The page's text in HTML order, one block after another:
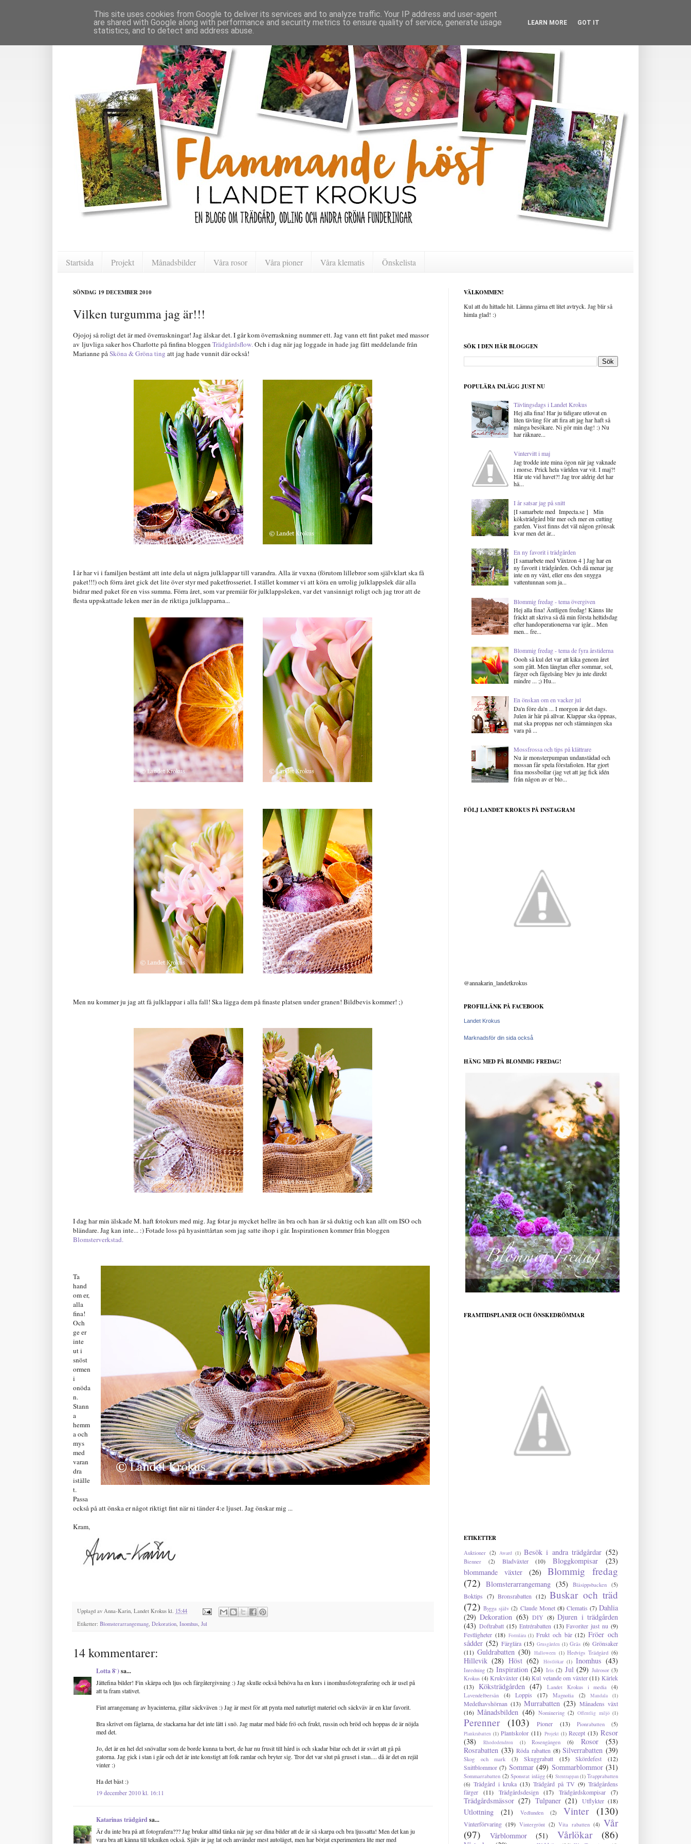
Startsida Projekt Månadsbilder Våra rosor Våra pioner Våra klematis Önskelista
SÖNDAG 19 DECEMBER 2010
Vilken turgumma jag är!!!
Ojojoj så roligt det är med överraskningar! Jag älskar det. I går kom överraskning nummer ett. Jag vann ett fint paket med massor
av ljuvliga saker hos Charlotte på finfina bloggen Trädgårdsflow.Och i dag när jag loggade in hade jag fått meddelande från
Marianne påSköna & Gröna ting att jag hade vunnit där också!
I år har vi i familjen bestämt att inte dela ut några julklappar till varandra. Alla är vuxna (förutom lillebror som självklart ska få
paket!!!) och förra året gick det lite över styr med paketfrosseriet. I stället kommer vi att köra en urrolig julklappslek där alla
bidrar med paket för en viss summa. Förra året, som var premiär för julklappsleken, var det vansinnigt roligt och jag tror att de
flesta uppskattade leken mer än de riktiga julklapparna...
Men nu kommer ju jag att få julklappar i alla fall! Ska lägga dem på finaste platsen under granen! Bildbevis kommer! ;)
I dag har min älskade M. haft fotokurs med mig. Jag fotar ju mycket hellre än bra och han är så duktig och kan allt om ISO och
bländare. Jag kan inte... :) Fotade loss på hyasinttårtan som jag satte ihop i går. Inspirationen kommer från bloggen
Blomsterverkstad.
Ta
hand
om er,
alla
fina!
Och
ge er
inte
ut i
snöst
ormen
i
onöda
n.
Stann
a
hemm
a och
mys
med
varan
dra
iställe
t.
Passa
också på att önska er något riktigt fint när ni tänder 4:e ljuset. Jag önskar mig ...
Kram,
Upplagd av Anna-Karin, Landet Krokus kl. 15:44
Etiketter: Blomsterarrangemang, Dekoration, Inomhus, Jul
14 kommentarer:
Lotta 8`)sa...
Jättefina bilder! Fin skärpa och ljus och färgåtergivning :) Jag skulle också behöva ha en kurs i inomhusfotografering och är usel på
att ta fram stativet.
Fint arrangemang av hyacinterna, gillar säckväven :) Jag är mest för att pynta med naturligt materiel och säckväv är en klar favorit.
Bra skrivet om fåglarna, de stackarna har det inte lätt i snö. Jag matar med både frö och frukt, russin och bröd och hoppas de är nöjda
med det.
Jo, det är en hel del snövallar som de borde kunna ta bort, de har nu frusit till hård is och skadar bilar och det är svårt att gå på
gatorna. Jag gick i stan i går och det är inte konstigt att folk ramlar och bryter sig. Tror det var slut på gruset i stan.... då är det en rejäl
vinter :)
Ha det bäst :)
19 december 2010 kl. 16:11
Katarinas trädgård sa...
Är du inte bra på att fotografera??? Jag brukar alltid tänka när jag ser dina bilder att de är så skarpa och bra ljussatta! Men det kan ju
vara bra att känna till tekniken också. Själv är jag lat och använder mest autoläget, men har börjat experimentera lite mer med
VÄLKOMMEN!
Kul att du hittade hit. Lämna gärna ett litet avtryck. Jag blir så
himla glad! :)
SÖK I DEN HÄR BLOGGEN
POPULÄRA INLÄGG JUST NU
Tävlingsdags i Landet Krokus
Hej alla fina! Har ju tidigare utlovat en
liten tävling för att fira att jag har haft så
många besökare. Ni gör min dag! :) Nu
har räknare...
Vintervitt i maj
Jag trodde inte mina ögon när jag vaknade
i morse. Prick hela världen var vit. I maj?!
Här ute vid havet?! Jag tror aldrig det har
hä...
I år satsar jag på snitt
[I samarbete med Impecta.se ] Min
köksträdgård blir mer och mer en cutting
garden. Visst finns det väl någon grönsak
kvar men det är...
En ny favorit i trädgården
[I samarbete med Växtzon 4 ] Jag har en
ny favorit i trädgården. Och då menar jag
inte en ny växt, eller ens den snygga
vattentunnan som ja...
Blommig fredag - tema övergiven
Hej alla fina! Äntligen fredag! Känns lite
fräckt att skriva så då min första heltidsdag
efter handoperationerna var igår... Men
men... fre...
Blommig fredag - tema de fyra årstiderna
Oooh så kul det var att kika genom året
som gått. Men längtan efter sommar, sol,
färger och fågelsång blev ju inte direkt
mindre ... ;) Hu...
En önskan om en vacker jul
Da'n före da'n ... I morgon är det dags.
Julen är här på allvar. Klappar ska öppnas,
mat ska proppas ner och stämningen ska
vara på ...
Mossfrossa och tips på klättrare
Nu är monsterpumpan undanstädad och
mossan får spela förstafiolen. Har gjort
fina mossbollar (jag vet att jag fick idén
från någon av er blo...
FÖLJ LANDET KROKUS PÅ INSTAGRAM
@annakarin_landetkrokus
PROFILLÄNK PÅ FACEBOOK
Landet Krokus
Marknadsför din sida också
HÄNG MED PÅ BLOMMIG FREDAG!
FRAMTIDSPLANER OCH ÖNSKEDRÖMMAR
ETIKETTER
Auktioner (2) Award (1) Besök i andra trädgårdar (52)
Bienner (2) Bladväxter (10) Bloggkompisar
(23)
blommande växter
(26)
Blommig fredag
(72) Blomsterarrangemang (35) Blåsippsbacken (5)
Boktips (7) Bronsrabatten (12) Buskar och träd
(72) Bygga själv (2) Claude Monet (8) Clematis (7) Dahlia
(29) Dekoration (63) DIY (8) Djuren i trädgården
(43) Doftrabatt (15) Entrérabatten (13) Favoriter just nu (9)
Festligheter (18) Formlära (1) Frukt och bär (12) Fröer och
sådder (52) Färglära (15) Grusgården (1) Gräs (6) Grönsaker
(11) Guldrabatten (30) Halloween (1) Hedvigs Trädgård (6)
Hillevik (28) Höst (62) Höstlökar (1) Inomhus (43)
Inredning (2) Inspiration (24) Iris (2) Jul (29) Julrosor (3)
Krokus (4) Krukväxter (14) Kul vetande om växter (11) Kärlek
(13) Köksträdgården (47) Landet Krokus i media
(4)
Lavendelbersån
(4) Loppis (17) Magnolia (2) Mandala (1)
Medelhavshörnan (13) Murrabatten (23) Månadens växt
(16) Månadsbilden (46) Nominering (2) Offentlig miljö (1)
Perenner (103) Pioner (13) Pionrabatten (5)
Plankrabatten (1) Plantskolor (11) Projekt (1) Recept (13) Resor
(38)
Rhododendron (1) Rosengången (6) Rosor
(53)
Rosrabatten (33) Röda rabatten (8) Silverrabatten (39)
Skog och mark (3) Skuggrabatt (15) Skördefest
(12)
Snittblommor (7) Sommar (49) Sommarblommor (31)
Sommarrabatten (2) Sponsrat inlägg (4) Stentrappan(1) Trapprabatten
(6) Trädgård i kruka (13) Trädgård på TV (9) Trädgårdens
färger
(11) Trädgårdsdesign (17) Trädgårdskompisar (7)
Trädgårdsmässor (27) Tulpaner (21) Utflykter (18)
Utlottning (21) Vedlunden (2) Vinter (130)
Vinterförvaring (19) Vintergrönt (2) Vita rabatten (4) Vår
(97)
Vårblommor (51) Vårlökar (86)
This site uses cookies from Google to deliver its services and to analyze traffic. Your IP address and user-agent
are shared with Google along with performance and security metrics to ensure quality of service, generate usage
statistics, and to detect and address abuse.
LEARN MORE GOT IT